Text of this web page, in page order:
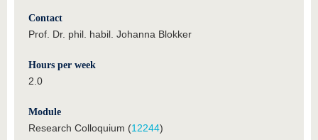
Contact
Prof. Dr. phil. habil. Johanna Blokker
Hours per week
2.0
Module
Research Colloquium (12244)